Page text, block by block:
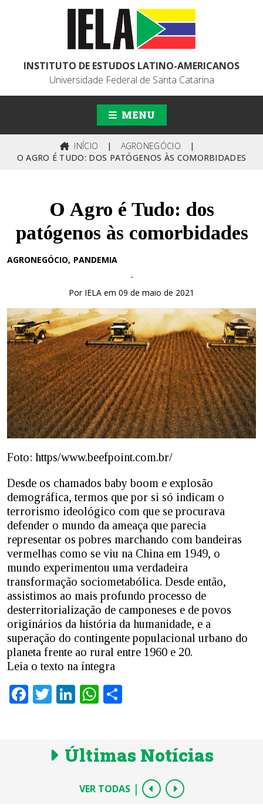
INSTITUTO DE ESTUDOS LATINO-AMERICANOS
Universidade Federal de Santa Catarina
MENU
INÍCIO | AGRONEGÓCIO
|
O AGRO É TUDO: DOS PATÓGENOS ÀS COMORBIDADES
O Agro é Tudo: dos
patógenos às comorbidades
AGRONEGÓCIO PANDEMIA
-
Por IELA em 09 de maio de 2021
Foto: https/www.beefpoint.com.br/
Desde os chamados baby boom e explosão
demográfica, termos que por si só indicam o
terrorismo ideológico com que se procurava
defender o mundo da ameaça que parecia
representar os pobres marchando com bandeiras
vermelhas como se viu na China em 1949, o
mundo experimentou uma verdadeira
transformação sociometabólica. Desde então,
assistimos ao mais profundo processo de
desterritorialização de camponeses e de povos
originários da história da humanidade, e a
superação do contingente populacional urbano do
planeta frente ao rural entre 1960 e 20.
Leia o texto na íntegra
Facebook
TwitterLinkedInWhatsApp
Últimas Notícias
VER TODAS |